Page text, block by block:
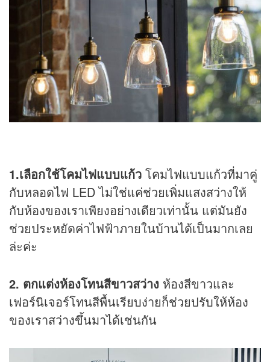
1.เลือกใช้โคมไฟแบบแก้ว โคมไฟแบบแก้วที่มาคู่
กับหลอดไฟ LED ไม่ใช่แค่ช่วยเพิ่มแสงสว่างให้
กับห้องของเราเพียงอย่างเดียวเท่านั้น แต่มันยัง
ช่วยประหยัดค่าไฟฟ้าภายในบ้านได้เป็นมากเลย
ล่ะค่ะ
2. ตกแต่งห้องโทนสีขาวสว่าง ห้องสีขาวและ
เฟอร์นิเจอร์โทนสีพื้นเรียบง่ายก็ช่วยปรับให้ห้อง
ของเราสว่างขึ้นมาได้เช่นกัน